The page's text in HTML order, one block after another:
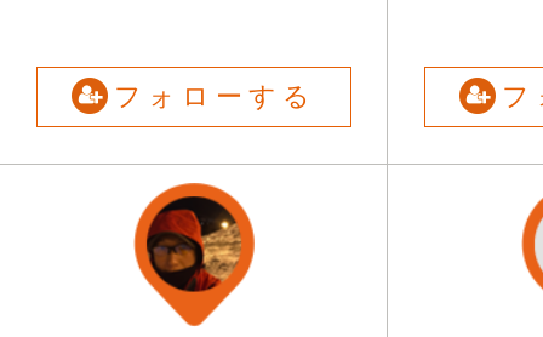
フォローする